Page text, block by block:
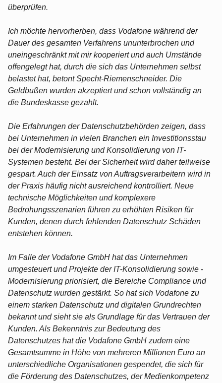
überprüfen.
Ich möchte hervorherben, dass Vodafone während der
Dauer des gesamten Verfahrens ununterbrochen und
uneingeschränkt mit mir kooperiert und auch Umstände
offengelegt hat, durch die sich das Unternehmen selbst
belastet hat, betont Specht-Riemenschneider. Die
Geldbußen wurden akzeptiert und schon vollständig an
die Bundeskasse gezahlt.
Die Erfahrungen der Datenschutzbehörden zeigen, dass
bei Unternehmen in vielen Branchen ein Investitionsstau
bei der Modernisierung und Konsolidierung von IT-
Systemen besteht. Bei der Sicherheit wird daher teilweise
gespart. Auch der Einsatz von Auftragsverarbeitern wird in
der Praxis häufig nicht ausreichend kontrolliert. Neue
technische Möglichkeiten und komplexere
Bedrohungsszenarien führen zu erhöhten Risiken für
Kunden, denen durch fehlenden Datenschutz Schäden
entstehen können.
Im Falle der Vodafone GmbH hat das Unternehmen
umgesteuert und Projekte der IT-Konsolidierung sowie -
Modernisierung priorisiert, die Bereiche Compliance und
Datenschutz wurden gestärkt. So hat sich Vodafone zu
einem starken Datenschutz und digitalen Grundrechten
bekannt und sieht sie als Grundlage für das Vertrauen der
Kunden. Als Bekenntnis zur Bedeutung des
Datenschutzes hat die Vodafone GmbH zudem eine
Gesamtsumme in Höhe von mehreren Millionen Euro an
unterschiedliche Organisationen gespendet, die sich für
die Förderung des Datenschutzes, der Medienkompetenz